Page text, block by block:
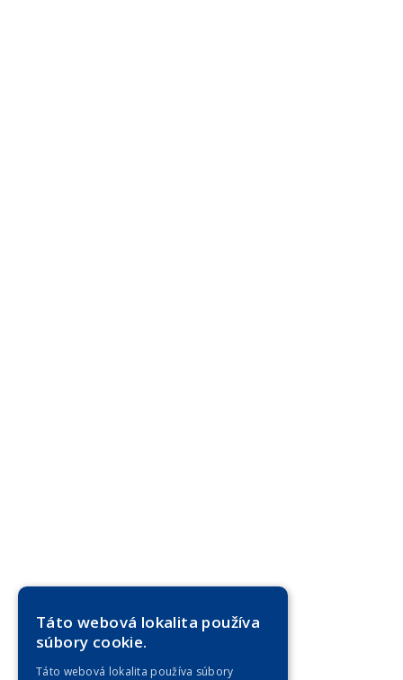
Táto webová lokalita používa
súbory cookie.
Táto webová lokalita používa súbory